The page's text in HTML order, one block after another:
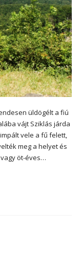
üldögélt a fiú
vájt Sziklás járda
vele a fű felett,
meg a helyet és
öt-éves…